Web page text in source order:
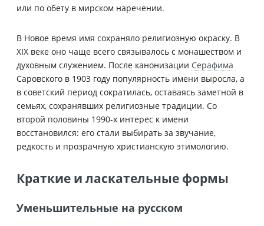
или по обету в мирском наречении.
В Новое время имя сохраняло религиозную окраску. В
XIX веке оно чаще всего связывалось с монашеством и
духовным служением. После канонизации Серафима
Саровского в 1903 году популярность имени выросла, а
в советский период сократилась, оставаясь заметной в
семьях, сохранявших религиозные традиции. Со
второй половины 1990-х интерес к имени
восстановился: его стали выбирать за звучание,
редкость и прозрачную христианскую этимологию.
Краткие и ласкательные формы
Уменьшительные на русском